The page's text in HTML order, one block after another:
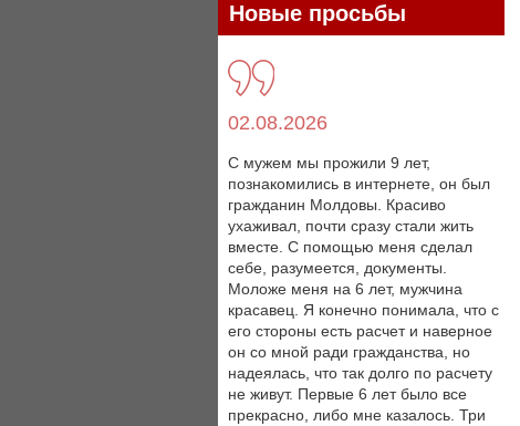
Новые просьбы
02.08.2026
С мужем мы прожили 9 лет,
познакомились в интернете, он был
гражданин Молдовы. Красиво
ухаживал, почти сразу стали жить
вместе. С помощью меня сделал
себе, разумеется, документы.
Моложе меня на 6 лет, мужчина
красавец. Я конечно понимала, что с
его стороны есть расчет и наверное
он со мной ради гражданства, но
надеялась, что так долго по расчету
не живут. Первые 6 лет было все
прекрасно, либо мне казалось. Три